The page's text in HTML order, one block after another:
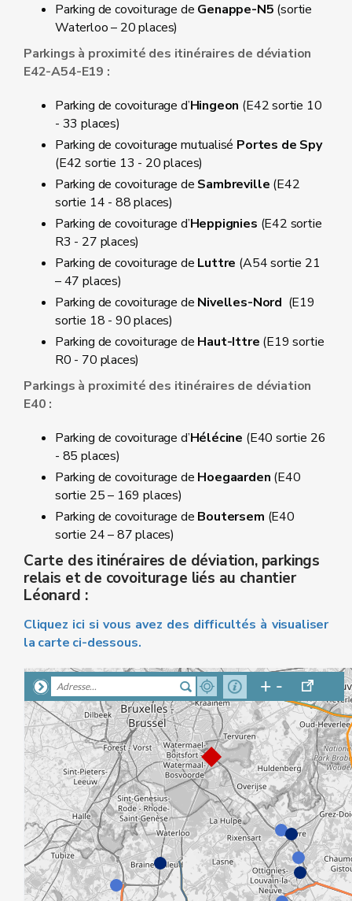
Parking de covoiturage de Genappe-N5 (sortie
Waterloo – 20 places)
Parkings à proximité des itinéraires de déviation
E42-A54-E19 :
Parking de covoiturage d’Hingeon (E42 sortie 10
- 33 places)
Parking de covoiturage mutualisé Portes de Spy
(E42 sortie 13 - 20 places)
Parking de covoiturage de Sambreville (E42
sortie 14 - 88 places)
Parking de covoiturage d’Heppignies (E42 sortie
R3 - 27 places)
Parking de covoiturage de Luttre (A54 sortie 21
– 47 places)
Parking de covoiturage de Nivelles-Nord (E19
sortie 18 - 90 places)
Parking de covoiturage de Haut-Ittre (E19 sortie
R0 - 70 places)
Parkings à proximité des itinéraires de déviation
E40 :
Parking de covoiturage d’Hélécine (E40 sortie 26
- 85 places)
Parking de covoiturage de Hoegaarden (E40
sortie 25 – 169 places)
Parking de covoiturage de Boutersem (E40
sortie 24 – 87 places)
Carte des itinéraires de déviation, parkings
relais et de covoiturage liés au chantier
Léonard :
Cliquez ici si vous avez des difficultés à visualiser
la carte ci-dessous.